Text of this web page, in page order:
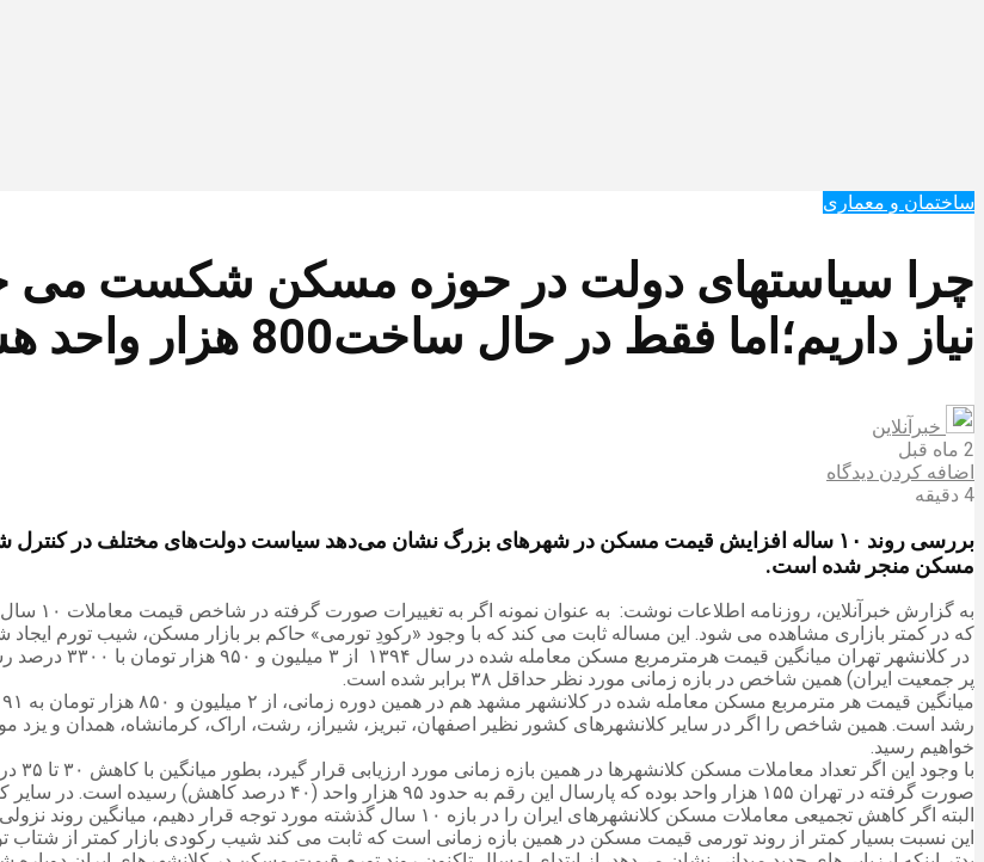
ساختمان و معماری
نیاز داریم؛اما فقط در حال ساخت800 هزار واحد هستیم
خبرآنلاین
2 ماه قبل
اضافه کردن دیدگاه
4 دقیقه
بررسی روند ۱۰ ساله افزایش قیمت مسکن در شهرهای بزرگ نشان می‌دهد سیاست دولت‌های مختلف در
مسکن منجر شده است.
به گزارش
که در کمتر بازاری مشاهده می شود. این مساله ثابت می کند که با وجود «رکودِ تورمی» حاکم بر بازار مسکن، شیب تورم ایجاد
پر جمعیت ایران) همین شاخص در بازه زمانی مورد نظر حداقل ۳۸ برابر شده است.
خواهیم رسید.
صورت گرفته در تهران ۱۵۵ هزار واحد بوده که پارسال این رقم به حدود ۹۵ هزار واحد (۴۰ درصد کاهش) رسیده است. در سایر کلانشهرها هم کاهش معاملات در همین حدود ارزیابی می شود.
البته اگر کاهش تجمیعی معاملات مسکن کلانشهرهای ایران را در بازه ۱۰ سال گذشته مورد توجه قرار دهیم، میانگین روند نزولی معاملات صورت گرفته به حدود ۳۵ درصد خواهد رسید.
این نسبت بسیار کمتر از روند تورمی قیمت مسکن در همین بازه زمانی است که ثابت می کند شیب رکودی بازار کمتر از شتاب